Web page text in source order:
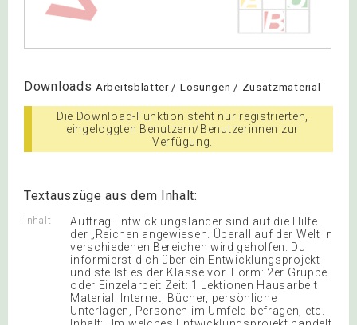
Downloads Arbeitsblätter / Lösungen / Zusatzmaterial
Die Download-Funktion steht nur registrierten,
eingeloggten Benutzern/Benutzerinnen zur
Verfügung.
Textauszüge aus dem Inhalt:
Inhalt
Auftrag Entwicklungsländer sind auf die Hilfe
der „Reichen angewiesen. Überall auf der Welt in
verschiedenen Bereichen wird geholfen. Du
informierst dich über ein Entwicklungsprojekt
und stellst es der Klasse vor. Form: 2er Gruppe
oder Einzelarbeit Zeit: 1 Lektionen Hausarbeit
Material: Internet, Bücher, persönliche
Unterlagen, Personen im Umfeld befragen, etc.